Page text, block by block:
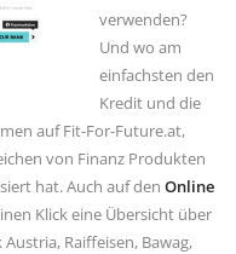
verwenden?
Und wo am
einfachsten den
Kredit und die
auf Fit-For-Future.at,
von Finanz Produkten
hat. Auch auf den Online
Klick eine Übersicht über
Raiffeisen, Bawag,